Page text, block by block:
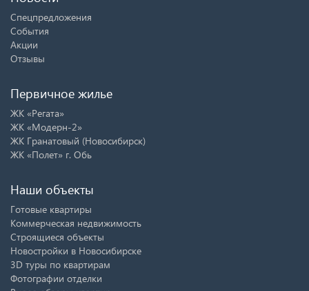
Спецпредложения
События
Акции
Отзывы
Первичное жилье
ЖК «Регата»
ЖК «Модерн-2»
ЖК Гранатовый (Новосибирск)
ЖК «Полет» г. Обь
Наши объекты
Готовые квартиры
Коммерческая недвижимость
Строящиеся объекты
Новостройки в Новосибирске
3D туры по квартирам
Фотографии отделки